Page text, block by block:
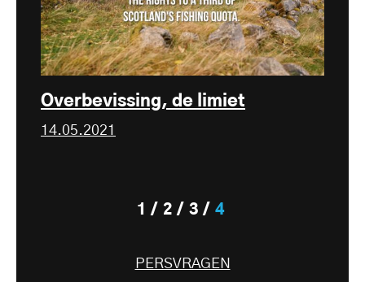
Overbevissing, de limiet
14.05.2021
1 2 3 4
PERSVRAGEN